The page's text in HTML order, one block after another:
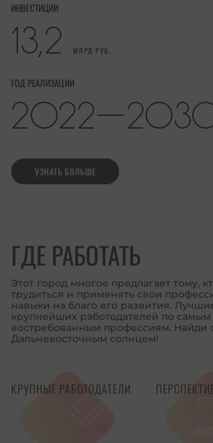
ИНВЕСТИЦИИ
13,2 МЛРД РУБ.
ГОД РЕАЛИЗАЦИИ
2022-
УЗНАТЬ БОЛЬШЕ
ГДЕ РАБОТАТЬ
Этот город многое предлагает тому,
трудиться и применять свои
навыки на благо его развития.
крупнейших работодателей по самым
востребованным профессиям. Найди
Дальневосточным солнцем!
КРУПНЫЕ РАБОТОДАТЕЛИ